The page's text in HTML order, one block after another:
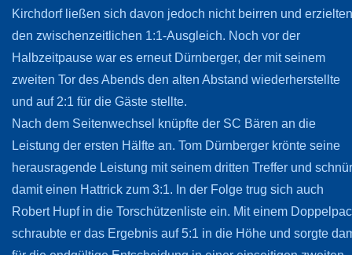
Kirchdorf ließen sich davon jedoch nicht beirren und erzielten
den zwischenzeitlichen 1:1-Ausgleich. Noch vor der
Halbzeitpause war es erneut Dürnberger, der mit seinem
zweiten Tor des Abends den alten Abstand wiederherstellte
und auf 2:1 für die Gäste stellte.
Nach dem Seitenwechsel knüpfte der SC Bären an die
Leistung der ersten Hälfte an. Tom Dürnberger krönte seine
herausragende Leistung mit seinem dritten Treffer und
damit einen Hattrick zum 3:1. In der Folge trug sich auch
Robert Hupf in die Torschützenliste ein. Mit einem
schraubte er das Ergebnis auf 5:1 in die Höhe und sorgte